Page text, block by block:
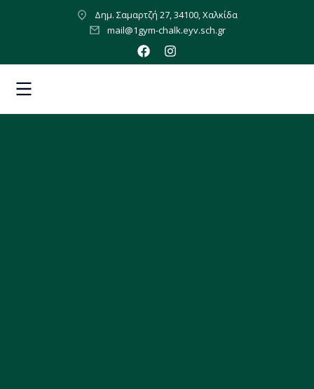
Δημ. Σαμαρτζή 27, 34100, Χαλκίδα
mail@1gym-chalk.eyv.sch.gr